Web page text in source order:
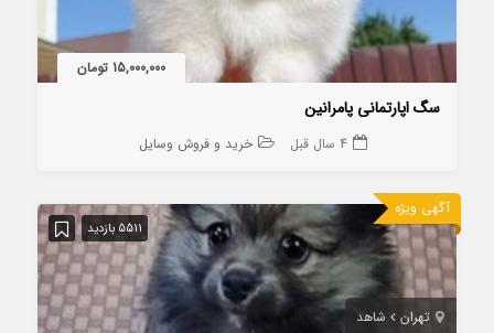
15,000,000 تومان
سگ اپارتمانی پامرانین
4 سال قبل خرید و فروش وسایل
آگهی ویژه
5511 بازدید
تهران شاهد